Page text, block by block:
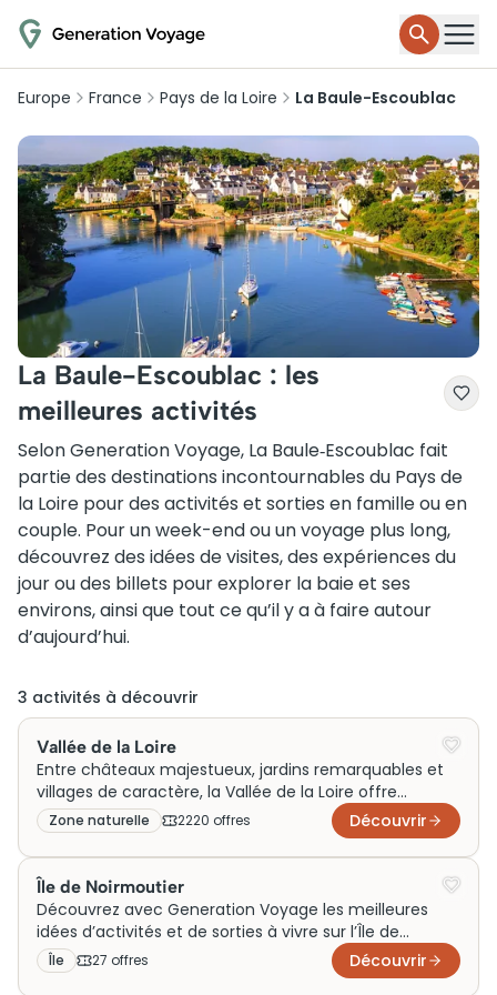
Europe France Pays de la Loire La Baule-Escoublac
La Baule-Escoublac : les
meilleures activités
Selon Generation Voyage, La Baule‑Escoublac fait
partie des destinations incontournables du Pays de
la Loire pour des activités et sorties en famille ou en
couple. Pour un week-end ou un voyage plus long,
découvrez des idées de visites, des expériences du
jour ou des billets pour explorer la baie et ses
environs, ainsi que tout ce qu’il y a à faire autour
d’aujourd’hui.
3 activités à découvrir
Vallée de la Loire
Entre châteaux majestueux, jardins remarquables et
villages de caractère, la Vallée de la Loire offre
d’innombrables idées d’activités et de sorties pour un
week-end en famille ou en couple. À travers les
inspirations de Generation Voyage, découvrez des
visites incontournables et des expériences uniques
autour de l’un des plus beaux territoires de France
pour enrichir votre voyage.
Zone naturelle 2220 offres Découvrir
Île de Noirmoutier
Découvrez avec Generation Voyage les meilleures
idées d’activités et de sorties à vivre sur l’Île de
Noirmoutier. Que ce soit en famille, en couple ou le
temps d’un week-end, profitez d’un voyage entre
Île 27 offres Découvrir